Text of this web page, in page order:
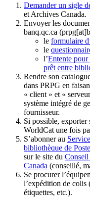
Demander un sigle
et Archives Canada.
Envoyer les
banq.qc.ca
le formulaire
le
l’Entente pour
prêt entre
Rendre son
dans PRPG en
« client » et «
système intégré de
fournisseur.
Si possible, exporter
WorldCat une fois
S’abonner au
bibliothèque de
sur le site du Conseil
Canada (conseillé,
Se procurer
l’expédition de colis
étiquettes, etc.).